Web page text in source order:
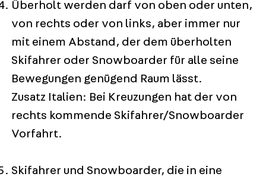
Überholt werden darf von oben oder unten,
von rechts oder von links, aber immer nur
mit einem Abstand, der dem überholten
Skifahrer oder Snowboarder für alle seine
Bewegungen genügend Raum lässt.
Zusatz Italien: Bei Kreuzungen hat der von
rechts kommende Skifahrer/Snowboarder
Vorfahrt.
Skifahrer und Snowboarder, die in eine